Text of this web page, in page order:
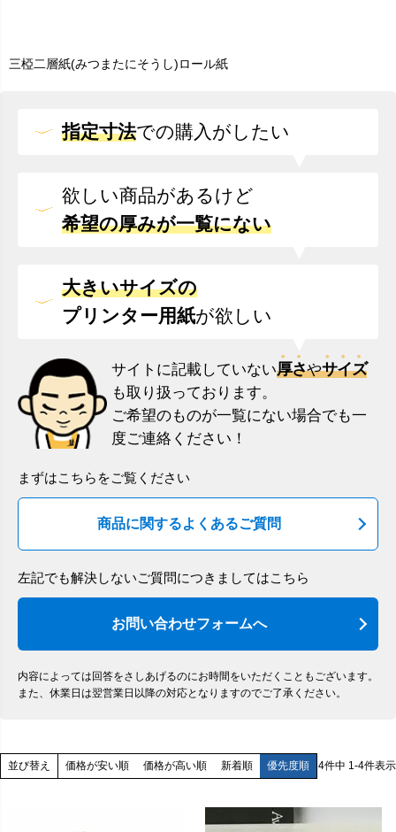
三椏二層紙(みつまたにそうし)ロール紙
指定寸法での購入がしたい
欲しい商品があるけど
希望の厚みが一覧にない
大きいサイズの
プリンター用紙が欲しい
サイトに記載していない厚さやサイズ
も取り扱っております。
ご希望のものが一覧にない場合でも一
度ご連絡ください！
まずはこちらをご覧ください
商品に関するよくあるご質問
左記でも解決しないご質問につきましてはこちら
お問い合わせフォームへ
内容によっては回答をさしあげるのにお時間をいただくこともございます。
また、休業日は翌営業日以降の対応となりますのでご了承ください。
並び替え 価格が安い順 価格が高い順 新着順 優先度順 4件中 1-4件表示